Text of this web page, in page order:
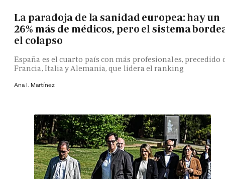
La paradoja de la sanidad europea: hay un
26% más de médicos, pero el sistema
el colapso
España es el cuarto país con más profesionales, precedido
Francia, Italia y Alemania, que lidera el ranking
Ana I. Martínez